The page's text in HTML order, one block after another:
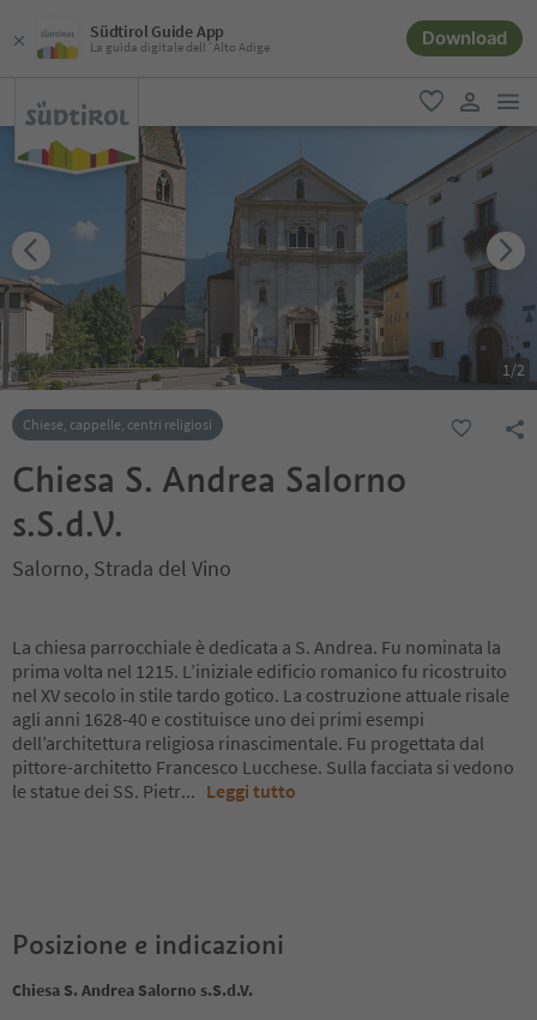
Südtirol Guide App
La guida digitale dell´Alto Adige Download
favoriti
user link
1/2
Chiese, cappelle, centri religiosi
Chiesa S. Andrea Salorno
s.S.d.V.
Salorno, Strada del Vino
La chiesa parrocchiale è dedicata a S. Andrea. Fu nominata la
prima volta nel 1215. L’iniziale edificio romanico fu ricostruito
nel XV secolo in stile tardo gotico. La costruzione attuale risale
agli anni 1628-40 e costituisce uno dei primi esempi
dell’architettura religiosa rinascimentale. Fu progettata dal
pittore-architetto Francesco Lucchese. Sulla facciata si vedono
le statue dei SS. Pietr... Leggi tutto
Posizione e indicazioni
Chiesa S. Andrea Salorno s.S.d.V.